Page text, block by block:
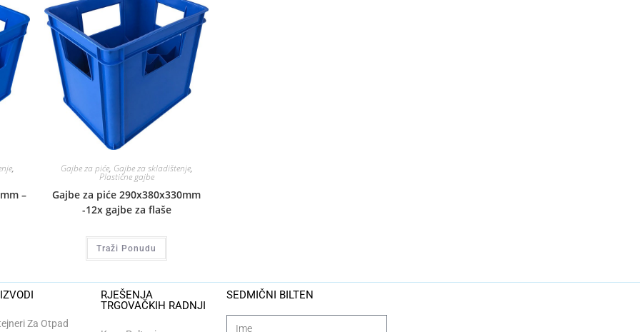
,
–
Gajbe za piće, Gajbe za skladištenje,
Plastične gajbe
Gajbe za piće 290x380x330mm
-12x gajbe za flaše
Traži Ponudu
Za Otpad
RJEŠENJA
TRGOVAČKIH RADNJI
SEDMIČNI BILTEN